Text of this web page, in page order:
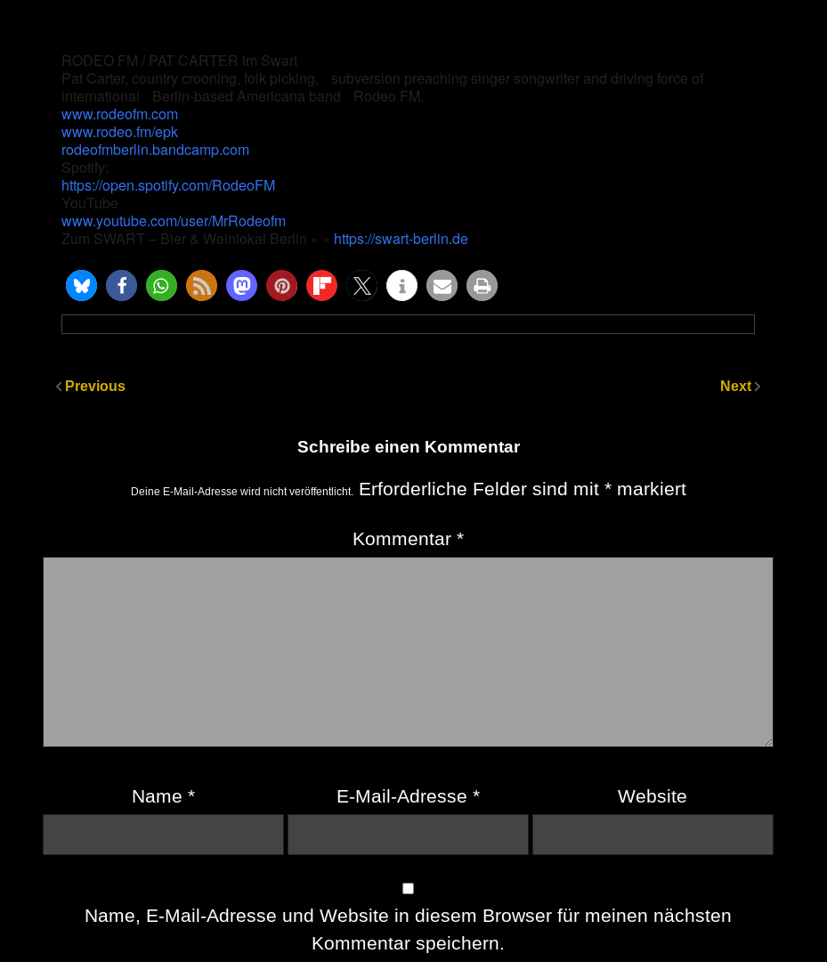
RODEO FM / PAT CARTER im Swart
Pat Carter, country crooning, folk picking, subversion preaching singer songwriter and driving force of
international Berlin-based Americana band Rodeo FM.
www.rodeofm.com
www.rodeo.fm/epk
rodeofmberlin.bandcamp.com
Spotify:
https://open.spotify.com/RodeoFM
YouTube
www.youtube.com/user/MrRodeofm
Zum SWART – Bier & Weinlokal Berlin » » https://swart-berlin.de
Previous Next
Schreibe einen Kommentar
Deine E-Mail-Adresse wird nicht veröffentlicht. Erforderliche Felder sind mit *markiert
Kommentar*
Name* E-Mail-Adresse* Website
Name, E-Mail-Adresse und Website in diesem Browser für meinen nächsten
Kommentar speichern.